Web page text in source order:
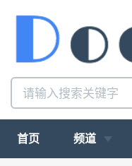
首页 频道